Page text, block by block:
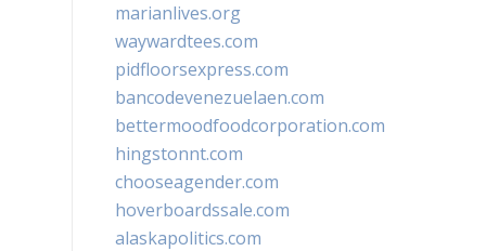
marianlives.org
waywardtees.com
pidfloorsexpress.com
bancodevenezuelaen.com
bettermoodfoodcorporation.com
hingstonnt.com
chooseagender.com
hoverboardssale.com
alaskapolitics.com